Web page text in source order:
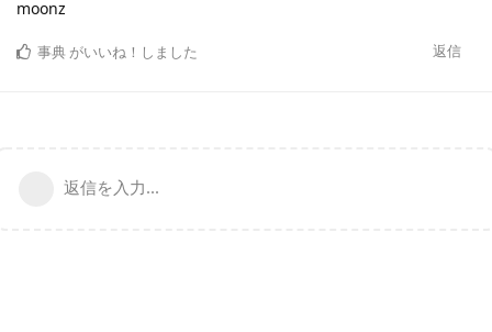
moonz
返信
事典 がいいね！しました
返信を入力...